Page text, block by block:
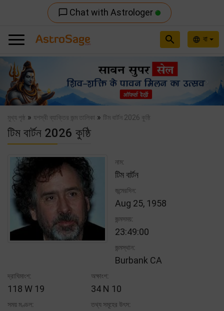
chat_bubble_outline Chat with Astrologer
language বা
search
Previous
মুখ্য পৃষ্ঠ » যশস্বী ব্যাক্তির জন্ম তালিকা » টিম বার্টন 2026 কুষ্ঠি
টিম বার্টন 2026 কুষ্ঠি
নাম:
টিম বার্টন
জন্মেরদিন:
Aug 25, 1958
জন্মসময়:
23:49:00
জন্মস্থান:
Burbank CA
দ্রাঘিমাংশ:
118 W 19
অক্ষাংশ:
34 N 10
সময় মণ্ডল: তথ্য সমূহের উৎস: